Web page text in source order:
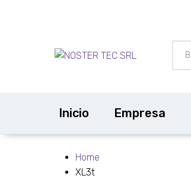
Inicio Empresa
Home
XL3t